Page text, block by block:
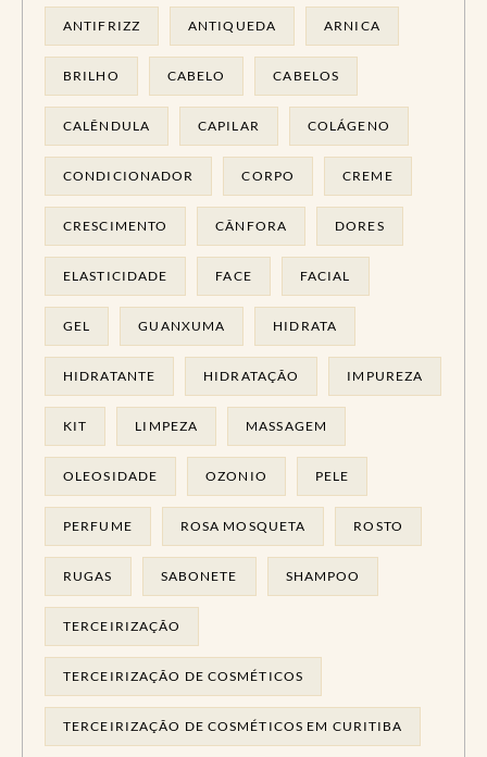
ANTIFRIZZ ANTIQUEDA ARNICA
BRILHO CABELO CABELOS
CALÊNDULA CAPILAR COLÁGENO
CONDICIONADOR CORPO CREME
CRESCIMENTO CÂNFORA DORES
ELASTICIDADE FACE FACIAL
GEL GUANXUMA HIDRATA
HIDRATANTE HIDRATAÇÃO IMPUREZA
KIT LIMPEZA MASSAGEM
OLEOSIDADE OZONIO PELE
PERFUME ROSA MOSQUETA ROSTO
RUGAS SABONETE SHAMPOO
TERCEIRIZAÇÃO
TERCEIRIZAÇÃO DE COSMÉTICOS
TERCEIRIZAÇÃO DE COSMÉTICOS EM CURITIBA